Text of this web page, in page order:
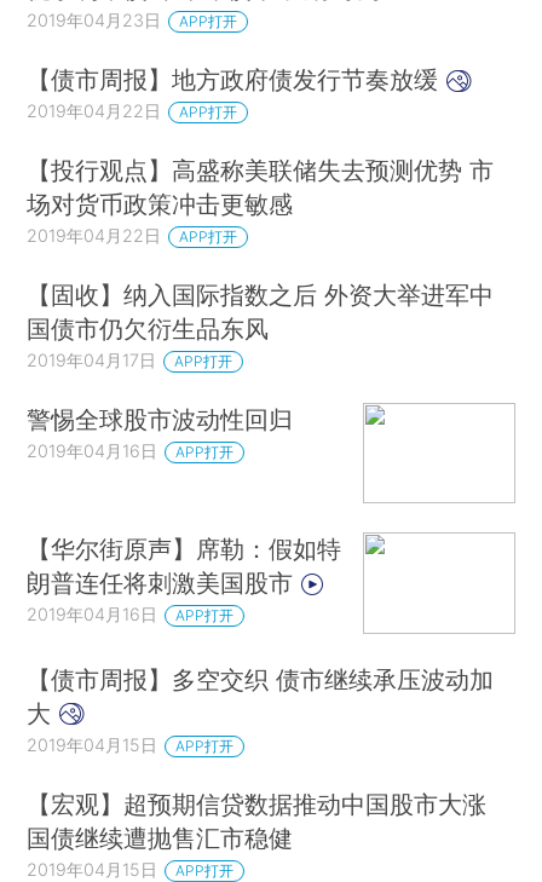
2019年04月23日 APP打开
【债市周报】地方政府债发行节奏放缓
2019年04月22日 APP打开
【投行观点】高盛称美联储失去预测优势 市
场对货币政策冲击更敏感
2019年04月22日 APP打开
【固收】纳入国际指数之后 外资大举进军中
国债市仍欠衍生品东风
2019年04月17日 APP打开
警惕全球股市波动性回归
2019年04月16日 APP打开
【华尔街原声】席勒：假如特
朗普连任将刺激美国股市
2019年04月16日 APP打开
【债市周报】多空交织 债市继续承压波动加
大
2019年04月15日 APP打开
【宏观】超预期信贷数据推动中国股市大涨
国债继续遭抛售汇市稳健
2019年04月15日 APP打开